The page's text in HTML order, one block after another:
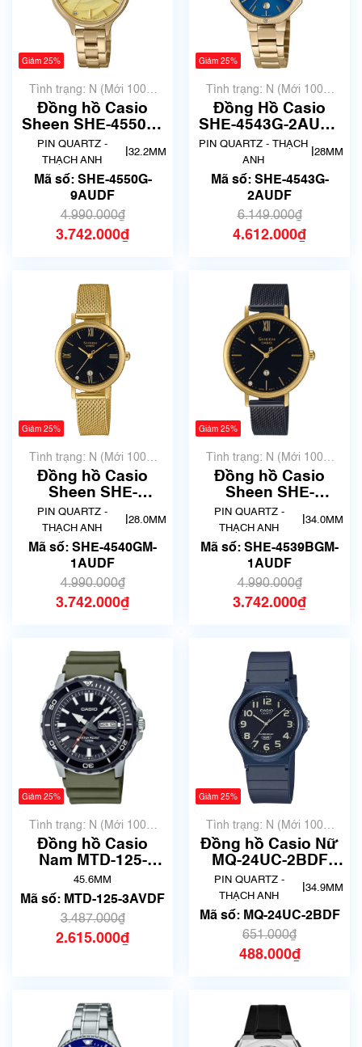
Giảm 25%
Tình trạng: N (Mới 100%
chưa qua sử dụng)
Đồng hồ Casio
Sheen SHE-4550G-
9AUDF Chính Hãng
PIN QUARTZ -
THẠCH ANH
32.2MM
Mã số: SHE-4550G-
9AUDF
4.990.000₫
3.742.000₫
Giảm 25%
Tình trạng: N (Mới 100%
chưa qua sử dụng)
Đồng Hồ Casio
SHE-4543G-2AUDF
Chính Hãng
PIN QUARTZ - THẠCH
ANH
28MM
Mã số: SHE-4543G-
2AUDF
6.149.000₫
4.612.000₫
Giảm 25%
Tình trạng: N (Mới 100%
chưa qua sử dụng)
Đồng hồ Casio
Sheen SHE-
4540GM-1AUDF
Chính Hãng
PIN QUARTZ -
THẠCH ANH
28.0MM
Mã số: SHE-4540GM-
1AUDF
4.990.000₫
3.742.000₫
Giảm 25%
Tình trạng: N (Mới 100%
chưa qua sử dụng)
Đồng hồ Casio
Sheen SHE-
4539BGM-1AUDF
Chính Hãng
PIN QUARTZ -
THẠCH ANH
34.0MM
Mã số: SHE-4539BGM-
1AUDF
4.990.000₫
3.742.000₫
Giảm 25%
Tình trạng: N (Mới 100%
chưa qua sử dụng)
Đồng hồ Casio
Nam MTD-125-
3AVDF
45.6MM
Mã số: MTD-125-3AVDF
3.487.000₫
2.615.000₫
Giảm 25%
Tình trạng: N (Mới 100%
chưa qua sử dụng)
Đồng hồ Casio Nữ
MQ-24UC-2BDF
Chính Hãng
PIN QUARTZ -
THẠCH ANH
34.9MM
Mã số: MQ-24UC-2BDF
651.000₫
488.000₫